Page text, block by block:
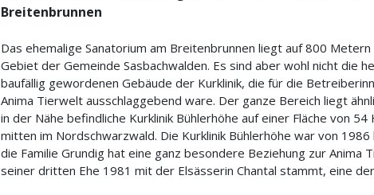
Breitenbrunnen
Das ehemalige Sanatorium am Breitenbrunnen liegt auf 800 Metern
Gebiet der Gemeinde Sasbachwalden. Es sind aber wohl nicht die
baufällig gewordenen Gebäude der Kurklinik, die für die
Anima Tierwelt ausschlaggebend ware. Der ganze Bereich liegt
in der Nähe befindliche Kurklinik Bühlerhöhe auf einer Fläche von 54
mitten im Nordschwarzwald. Die Kurklinik Bühlerhöhe war von
die Familie Grundig hat eine ganz besondere Beziehung zur
seiner dritten Ehe 1981 mit der Elsässerin Chantal stammt, eine